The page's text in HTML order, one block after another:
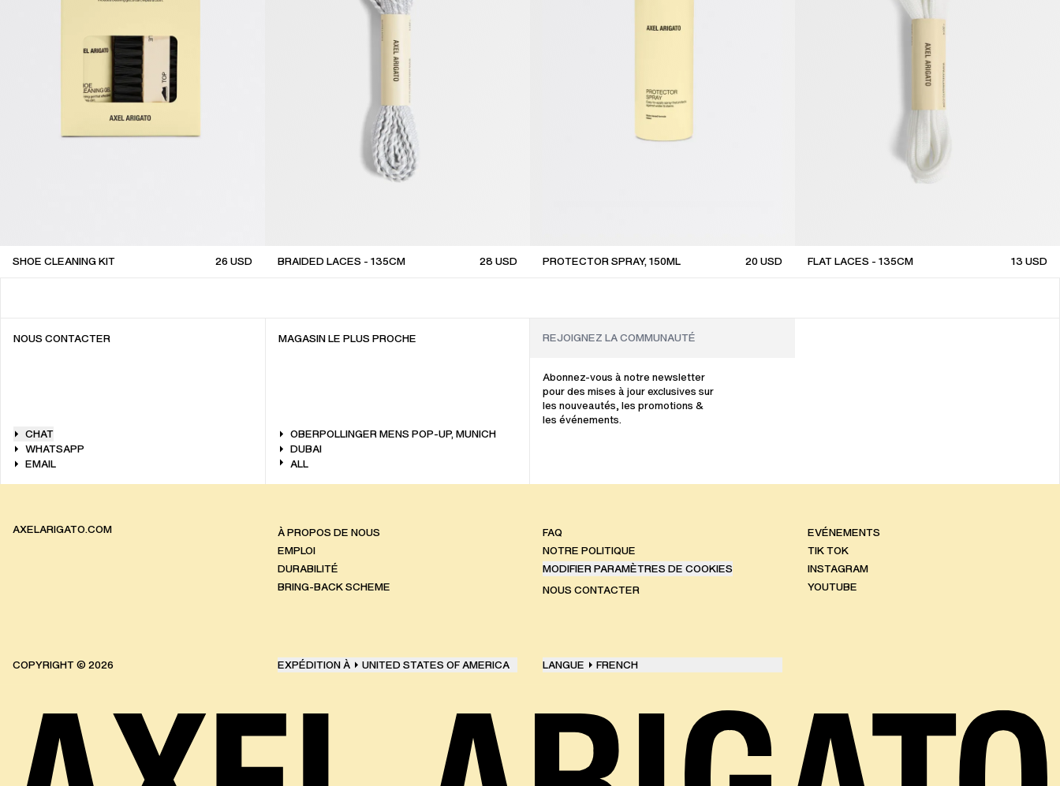
SHOE CLEANING KIT 26USD BRAIDED LACES - 135CM 28 USD PROTECTOR SPRAY, 150ML 20USD FLAT LACES - 135CM 13 USD
NOUS CONTACTER
CHAT
WHATSAPP
EMAIL
MAGASIN LE PLUS PROCHE
OBERPOLLINGER MENS POP-UP, MUNICH
DUBAI
ALL
Abonnez-vous à notre newsletter
pour des mises à jour exclusives sur
les nouveautés, les promotions &
les événements.
AXELARIGATO.COM
À PROPOS DE NOUS
EMPLOI
DURABILITÉ
BRING-BACK SCHEME
FAQ
NOTRE POLITIQUE
MODIFIER PARAMÈTRES DE COOKIES
NOUS CONTACTER
EVÉNEMENTS
TIK TOK
INSTAGRAM
YOUTUBE
COPYRIGHT © 2026 EXPÉDITION À UNITED STATES OF AMERICA LANGUE FRENCH